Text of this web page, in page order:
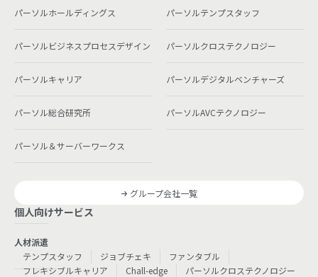
パーソルホールディングス パーソルテンプスタッフ
パーソルビジネスプロセスデザイン パーソルクロステクノロジー
パーソルキャリア パーソルデジタルベンチャーズ
パーソル総合研究所 パーソルAVCテクノロジー
パーソル＆サーバーワークス
グループ会社一覧
個人向けサービス
人材派遣
テンプスタッフ
ジョブチェキ
ファンタブル
フレキシブルキャリア
Chall-edge
パーソルクロステクノロジー